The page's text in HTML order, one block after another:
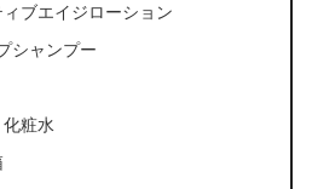
ブエイジローション
シャンプー
粧水